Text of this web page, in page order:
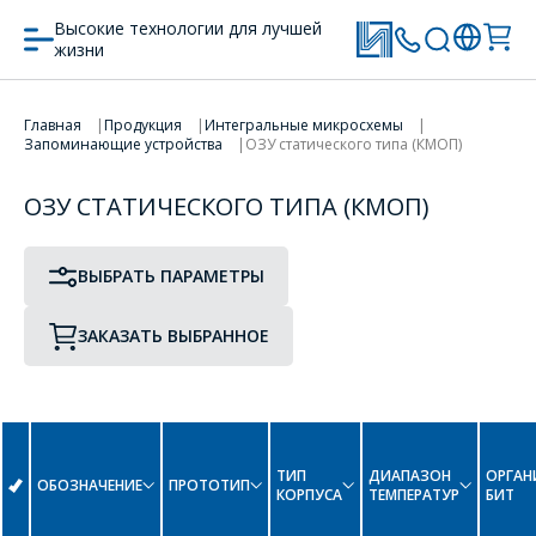
Высокие технологии для лучшей
жизни
Главная Продукция
Интегральные микросхемы
Запоминающие устройства
ОЗУ статического типа (КМОП)
ОЗУ СТАТИЧЕСКОГО ТИПА (КМОП)
ВЫБРАТЬ ПАРАМЕТРЫ
ПРОТОТИП ТИП КОРПУСА
C
CY6116-55C
HM65161-5
ЗАКАЗАТЬ ВЫБРАННОЕ
ПЕРЕЙТИ В КОРЗИНУ
ПРОДОЛЖИТЬ ПОКУПКИ
ОБОЗНАЧЕНИЕ ПРОТОТИП
ТИП
КОРПУСА
ДИАПАЗОН
ТЕМПЕРАТУР
БИТ
ОФОРМИТЬ ЗАКАЗ
Форма предназначена
ЗАДАТЬ ВОПРОС